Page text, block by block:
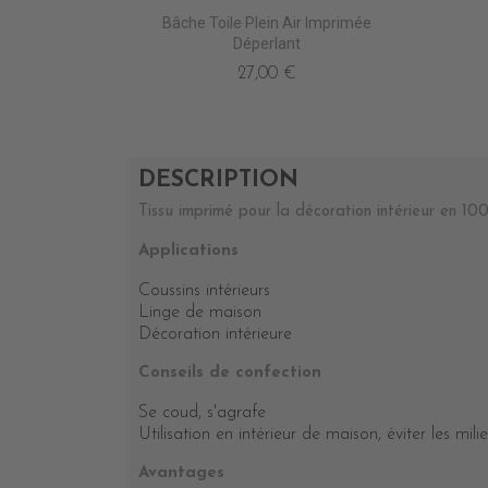
Bâche Toile Plein Air Imprimée
Déperlant
27,00 €
DESCRIPTION
Tissu imprimé pour la décoration intérieur en
Applications
Coussins intérieurs
Linge de maison
Décoration intérieure
Conseils de confection
Se coud, s'agrafe
Utilisation en intérieur de maison, éviter les
Avantages